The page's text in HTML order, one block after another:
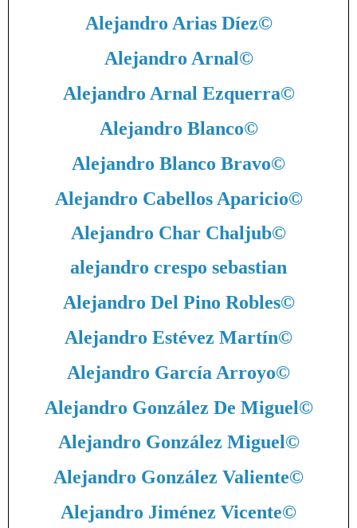
Alejandro Arias Díez©
Alejandro Arnal©
Alejandro Arnal Ezquerra©
Alejandro Blanco©
Alejandro Blanco Bravo©
Alejandro Cabellos Aparicio©
Alejandro Char Chaljub©
alejandro crespo sebastian
Alejandro Del Pino Robles©
Alejandro Estévez Martín©
Alejandro García Arroyo©
Alejandro González De Miguel©
Alejandro González Miguel©
Alejandro González Valiente©
Alejandro Jiménez Vicente©